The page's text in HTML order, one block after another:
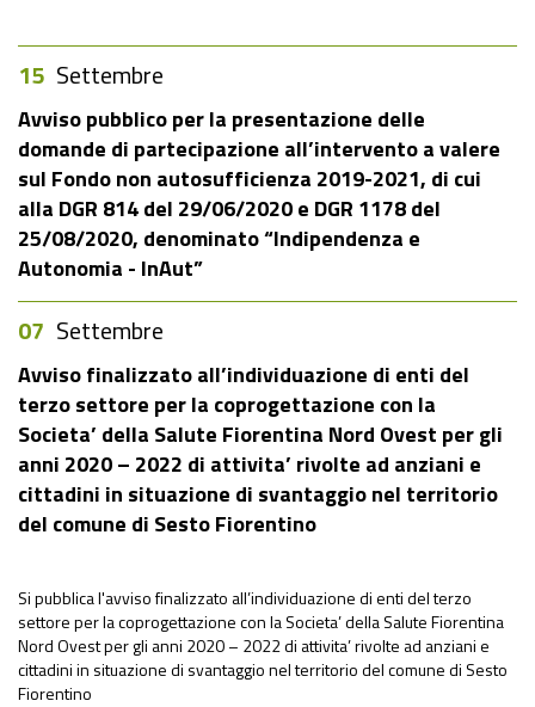
15 Settembre
Avviso pubblico per la presentazione delle
domande di partecipazione all’intervento a valere
sul Fondo non autosufficienza 2019-2021, di cui
alla DGR 814 del 29/06/2020 e DGR 1178 del
25/08/2020, denominato “Indipendenza e
Autonomia - InAut”
07 Settembre
Avviso finalizzato all’individuazione di enti del
terzo settore per la coprogettazione con la
Societa’ della Salute Fiorentina Nord Ovest per gli
anni 2020 – 2022 di attivita’ rivolte ad anziani e
cittadini in situazione di svantaggio nel territorio
del comune di Sesto Fiorentino
Si pubblica l'avviso finalizzato all’individuazione di enti del terzo
settore per la coprogettazione con la Societa’ della Salute Fiorentina
Nord Ovest per gli anni 2020 – 2022 di attivita’ rivolte ad anziani e
cittadini in situazione di svantaggio nel territorio del comune di Sesto
Fiorentino